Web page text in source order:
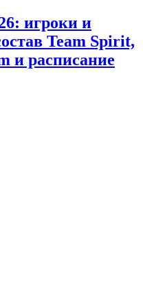
игроки и
Team Spirit,
и расписание